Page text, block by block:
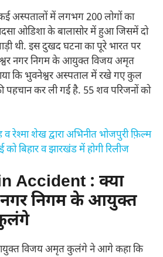
अस्पतालों में लगभग 200 लोगों का
ओडिशा के बालासोर में हुआ जिसमें दो
थी. इस दुखद घटना का पूरे भारत पर
नगर निगम के आयुक्त विजय अमृत
कि भुवनेश्वर अस्पताल में रखे गए कुल
पहचान कर ली गई है. 55 शव परिजनों को
व रेश्मा शेख द्वारा अभिनीत भोजपुरी फ़िल्म
बिहार व झारखंड में होगी रिलीज
Accident : क्या
नगर निगम के आयुक्त
विजय अमृत कुलंगे ने आगे कहा कि